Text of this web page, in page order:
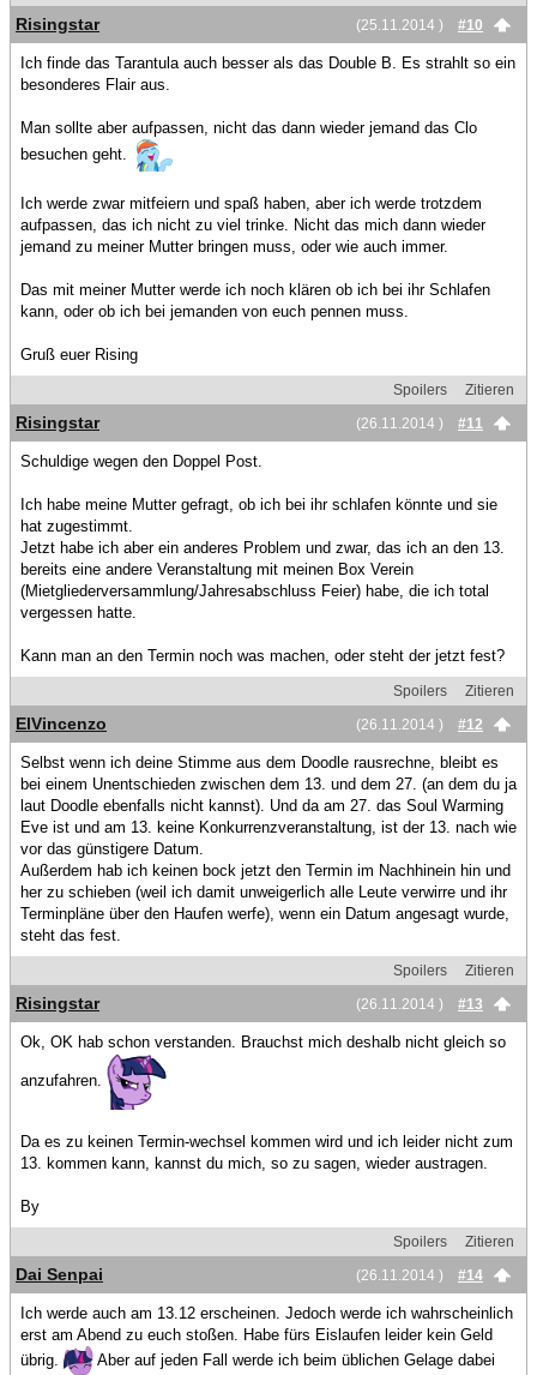
(25.11.2014 ) #10
Risingstar
Ich finde das Tarantula auch besser als das Double B. Es strahlt so ein
besonderes Flair aus.
Man sollte aber aufpassen, nicht das dann wieder jemand das Clo
besuchen geht.
Ich werde zwar mitfeiern und spaß haben, aber ich werde trotzdem
aufpassen, das ich nicht zu viel trinke. Nicht das mich dann wieder
jemand zu meiner Mutter bringen muss, oder wie auch immer.
Das mit meiner Mutter werde ich noch klären ob ich bei ihr Schlafen
kann, oder ob ich bei jemanden von euch pennen muss.
Gruß euer Rising
Spoilers
Zitieren
(26.11.2014 )
#11
Risingstar
Schuldige wegen den Doppel Post.
Ich habe meine Mutter gefragt, ob ich bei ihr schlafen könnte und sie
hat zugestimmt.
Jetzt habe ich aber ein anderes Problem und zwar, das ich an den 13.
bereits eine andere Veranstaltung mit meinen Box Verein
(Mietgliederversammlung/Jahresabschluss Feier) habe, die ich total
vergessen hatte.
Kann man an den Termin noch was machen, oder steht der jetzt fest?
Spoilers
Zitieren
(26.11.2014 )
#12
ElVincenzo
Selbst wenn ich deine Stimme aus dem Doodle rausrechne, bleibt es
bei einem Unentschieden zwischen dem 13. und dem 27. (an dem du ja
laut Doodle ebenfalls nicht kannst). Und da am 27. das Soul Warming
Eve ist und am 13. keine Konkurrenzveranstaltung, ist der 13. nach wie
vor das günstigere Datum.
Außerdem hab ich keinen bock jetzt den Termin im Nachhinein hin und
her zu schieben (weil ich damit unweigerlich alle Leute verwirre und ihr
Terminpläne über den Haufen werfe), wenn ein Datum angesagt wurde,
steht das fest.
Spoilers
Zitieren
(26.11.2014 )
#13
Risingstar
Ok, OK hab schon verstanden. Brauchst mich deshalb nicht gleich so
anzufahren.
Da es zu keinen Termin-wechsel kommen wird und ich leider nicht zum
13. kommen kann, kannst du mich, so zu sagen, wieder austragen.
By
Spoilers
Zitieren
(26.11.2014 )
#14
Dai Senpai
Ich werde auch am 13.12 erscheinen. Jedoch werde ich wahrscheinlich
erst am Abend zu euch stoßen. Habe fürs Eislaufen leider kein Geld
übrig.
Aber auf jeden Fall werde ich beim üblichen Gelage dabei